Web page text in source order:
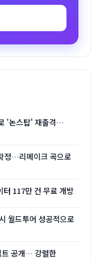
'논스탑' 재출격…
정…리메이크 곡으로
터 117만 건 무료 개방
월드투어 성공적으로
트 공개… 강렬한